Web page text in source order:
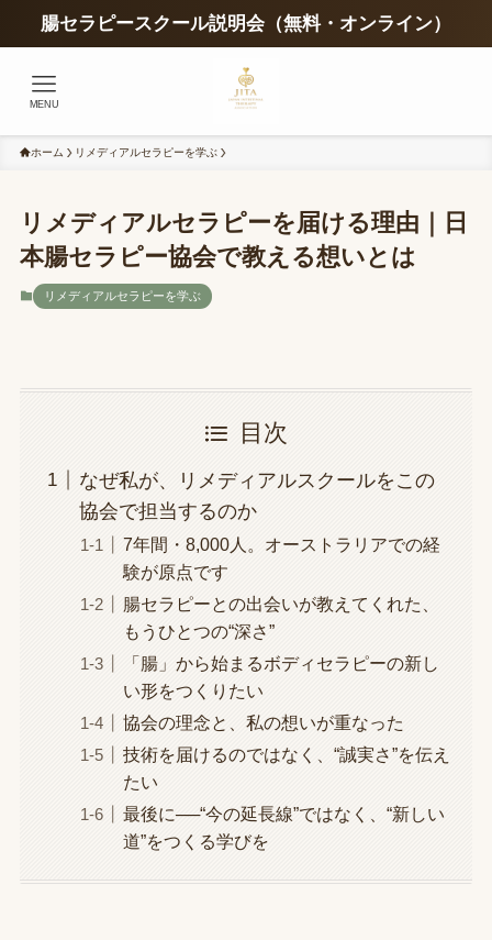
腸セラピースクール説明会（無料・オンライン）
MENU
ホーム リメディアルセラピーを学ぶ
リメディアルセラピーを届ける理由｜日
本腸セラピー協会で教える想いとは
リメディアルセラピーを学ぶ
目次
なぜ私が、リメディアルスクールをこの
協会で担当するのか
7年間・8,000人。オーストラリアでの経
験が原点です
腸セラピーとの出会いが教えてくれた、
もうひとつの“深さ”
「腸」から始まるボディセラピーの新し
い形をつくりたい
協会の理念と、私の想いが重なった
技術を届けるのではなく、“誠実さ”を伝え
たい
最後に──“今の延長線”ではなく、“新しい
道”をつくる学びを